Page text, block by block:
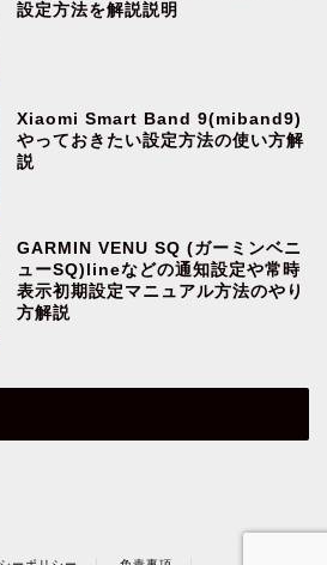
設定方法を解説説明
Xiaomi Smart Band 9(miband9)
やっておきたい設定方法の使い方解
説
GARMIN VENU SQ (ガーミンベニ
ューSQ)lineなどの通知設定や常時
表示初期設定マニュアル方法のやり
方解説